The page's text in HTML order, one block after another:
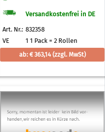
Versandkostenfrei in DE
Art. Nr.: 832358
VE
1 1 Pack = 2 Rollen
ab: € 363,14 (zzgl. MwSt)